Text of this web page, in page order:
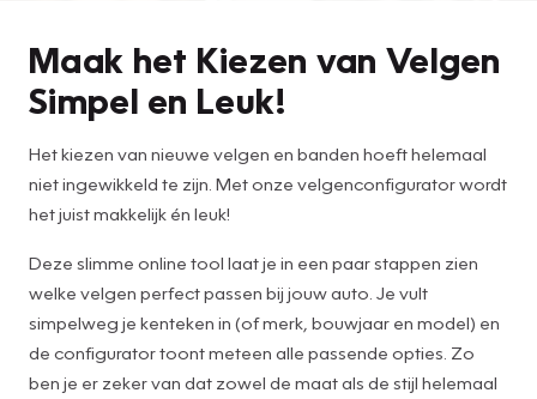
Maak het Kiezen van Velgen
Simpel en Leuk!
Het kiezen van nieuwe velgen en banden hoeft helemaal
niet ingewikkeld te zijn. Met onze velgenconfigurator wordt
het juist makkelijk én leuk!
Deze slimme online tool laat je in een paar stappen zien
welke velgen perfect passen bij jouw auto. Je vult
simpelweg je kenteken in (of merk, bouwjaar en model) en
de configurator toont meteen alle passende opties. Zo
ben je er zeker van dat zowel de maat als de stijl helemaal